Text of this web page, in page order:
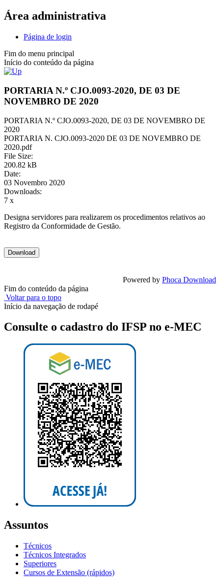
Área administrativa
Página de login
Fim do menu principal
Início do conteúdo da página
PORTARIA N.º CJO.0093-2020, DE 03 DE
NOVEMBRO DE 2020
PORTARIA N.º CJO.0093-2020, DE 03 DE NOVEMBRO DE
2020
PORTARIA N. CJO.0093-2020 DE 03 DE NOVEMBRO DE
2020.pdf
File Size:
200.82 kB
Date:
03 Novembro 2020
Downloads:
7 x
Designa servidores para realizarem os procedimentos relativos ao
Registro da Conformidade de Gestão.
Powered by Phoca Download
Fim do conteúdo da página
Voltar para o topo
Início da navegação de rodapé
Consulte o cadastro do IFSP no e-MEC
Assuntos
Técnicos
Técnicos Integrados
Superiores
Cursos de Extensão (rápidos)